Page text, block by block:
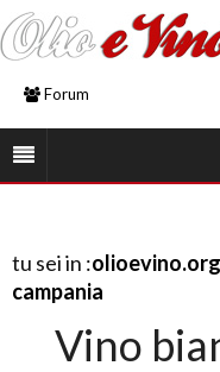
Forum
tu sei in :olioevino.org
campania
Vino